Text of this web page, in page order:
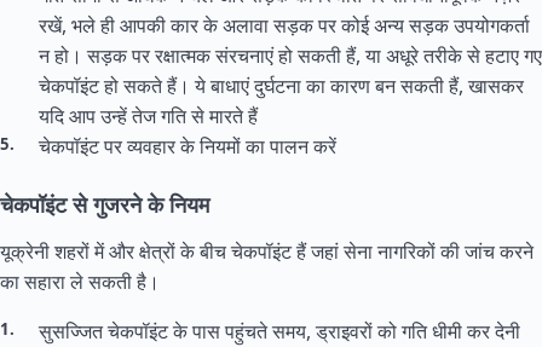
रखें, भले ही आपकी कार के अलावा सड़क पर कोई अन्य सड़क उपयोगकर्ता
न हो। सड़क पर रक्षात्मक संरचनाएं हो सकती हैं, या अधूरे तरीके से हटाए गए
चेकपॉइंट हो सकते हैं। ये बाधाएं दुर्घटना का कारण बन सकती हैं, खासकर
यदि आप उन्हें तेज गति से मारते हैं
चेकपॉइंट पर व्यवहार के नियमों का पालन करें
चेकपॉइंट से गुजरने के नियम
यूक्रेनी शहरों में और क्षेत्रों के बीच चेकपॉइंट हैं जहां सेना नागरिकों की जांच करने
का सहारा ले सकती है।
सुसज्जित चेकपॉइंट के पास पहुंचते समय, ड्राइवरों को गति धीमी कर देनी